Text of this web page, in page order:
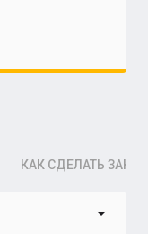
КАК СДЕЛАТЬ
arrow_drop_down